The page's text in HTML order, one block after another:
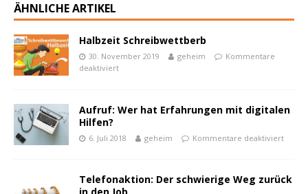
ÄHNLICHE ARTIKEL
Halbzeit Schreibwettberb
30. November 2019 geheim
Kommentare
deaktiviert
Aufruf: Wer hat Erfahrungen mit digitalen
Hilfen?
6. Juli 2018 geheim Kommentare deaktiviert
Telefonaktion: Der schwierige Weg zurück